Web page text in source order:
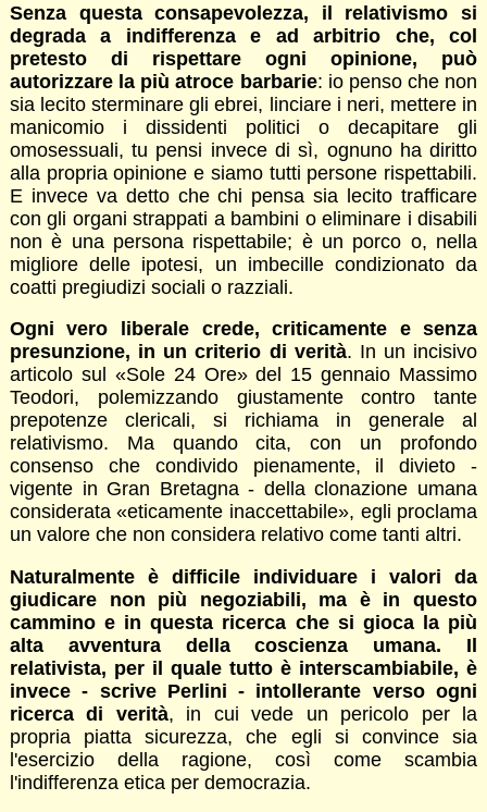
Senza questa consapevolezza, il relativismo si
degrada a indifferenza e ad arbitrio che, col
pretesto di rispettare ogni opinione, può
autorizzare la più atroce barbarie: io penso che non
sia lecito sterminare gli ebrei, linciare i neri, mettere in
manicomio i dissidenti politici o decapitare gli
omosessuali, tu pensi invece di sì, ognuno ha diritto
alla propria opinione e siamo tutti persone rispettabili.
E invece va detto che chi pensa sia lecito trafficare
con gli organi strappati a bambini o eliminare i disabili
non è una persona rispettabile; è un porco o, nella
migliore delle ipotesi, un imbecille condizionato da
coatti pregiudizi sociali o razziali.
Ogni vero liberale crede, criticamente e senza
presunzione, in un criterio di verità. In un incisivo
articolo sul «Sole 24 Ore» del 15 gennaio Massimo
Teodori, polemizzando giustamente contro tante
prepotenze clericali, si richiama in generale al
relativismo. Ma quando cita, con un profondo
consenso che condivido pienamente, il divieto -
vigente in Gran Bretagna - della clonazione umana
considerata «eticamente inaccettabile», egli proclama
un valore che non considera relativo come tanti altri.
Naturalmente è difficile individuare i valori da
giudicare non più negoziabili, ma è in questo
cammino e in questa ricerca che si gioca la più
alta avventura della coscienza umana. Il
relativista, per il quale tutto è interscambiabile, è
invece - scrive Perlini - intollerante verso ogni
ricerca di verità, in cui vede un pericolo per la
propria piatta sicurezza, che egli si convince sia
l'esercizio della ragione, così come scambia
l'indifferenza etica per democrazia.